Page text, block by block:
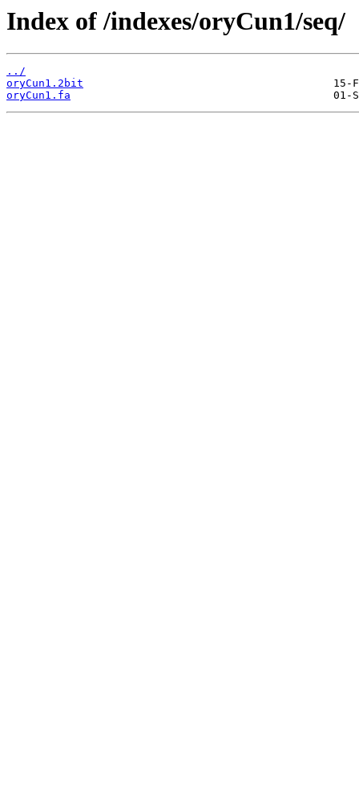
Index of /indexes/oryCun1/seq/
../
oryCun1.2bit
oryCun1.fa